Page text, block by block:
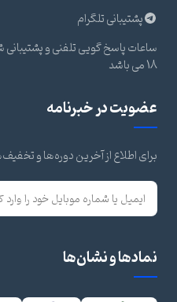
پشتیبانی تلگرام
18 می باشد
عضویت در خبرنامه
برای اطلاع از آخرین دوره‌ها و
نمادها و نشان‌ها